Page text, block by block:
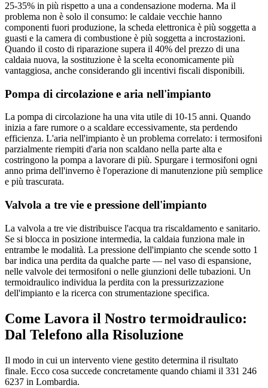
25-35% in più rispetto a una a condensazione moderna. Ma il
problema non è solo il consumo: le caldaie vecchie hanno
componenti fuori produzione, la scheda elettronica è più soggetta a
guasti e la camera di combustione è più soggetta a incrostazioni.
Quando il costo di riparazione supera il 40% del prezzo di una
caldaia nuova, la sostituzione è la scelta economicamente più
vantaggiosa, anche considerando gli incentivi fiscali disponibili.
Pompa di circolazione e aria nell'impianto
La pompa di circolazione ha una vita utile di 10-15 anni. Quando
inizia a fare rumore o a scaldare eccessivamente, sta perdendo
efficienza. L'aria nell'impianto è un problema correlato: i termosifoni
parzialmente riempiti d'aria non scaldano nella parte alta e
costringono la pompa a lavorare di più. Spurgare i termosifoni ogni
anno prima dell'inverno è l'operazione di manutenzione più semplice
e più trascurata.
Valvola a tre vie e pressione dell'impianto
La valvola a tre vie distribuisce l'acqua tra riscaldamento e sanitario.
Se si blocca in posizione intermedia, la caldaia funziona male in
entrambe le modalità. La pressione dell'impianto che scende sotto 1
bar indica una perdita da qualche parte — nel vaso di espansione,
nelle valvole dei termosifoni o nelle giunzioni delle tubazioni. Un
termoidraulico individua la perdita con la pressurizzazione
dell'impianto e la ricerca con strumentazione specifica.
Come Lavora il Nostro termoidraulico:
Dal Telefono alla Risoluzione
Il modo in cui un intervento viene gestito determina il risultato
finale. Ecco cosa succede concretamente quando chiami il 331 246
6237 in Lombardia.